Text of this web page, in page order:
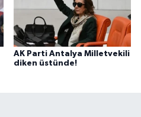
AK Parti Antalya Milletvekili
diken üstünde!